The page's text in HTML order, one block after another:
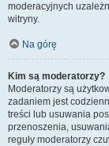
moderacyjnych
witryny.
Na górę
Kim są moderatorzy?
Moderatorzy są
zadaniem jest
treści lub usuwania
przenoszenia,
reguły moderatorzy